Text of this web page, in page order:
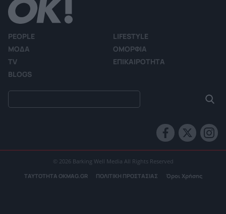
PEOPLE
LIFESTYLE
ΜΟΔΑ
ΟΜΟΡΦΙΑ
TV
ΕΠΙΚΑΙΡΟΤΗΤΑ
BLOGS
© 2026 Barking Well Media All Rights Reserved
ΤΑΥΤΟΤΗΤΑ OKMAG.GR ΠΟΛΙΤΙΚΗ ΠΡΟΣΤΑΣΙΑΣ Όροι Χρήσης